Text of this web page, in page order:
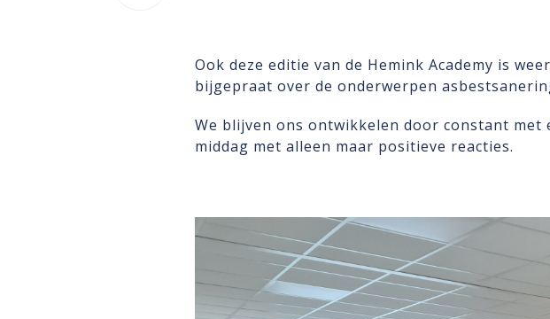
Ook deze editie van de Hemink Academy is
bijgepraat over de onderwerpen
We blijven ons ontwikkelen door constant met
middag met alleen maar positieve reacties.